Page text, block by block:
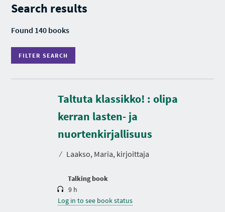
Search results
Found 140 books
FILTER SEARCH
T
S
A
R
C
Taltuta klassikko! : olipa
kerran lasten- ja
nuortenkirjallisuus
⁄ Laakso, Maria, kirjoittaja
Talking book
D
u
r
a
i
9 h
Log in to see book status